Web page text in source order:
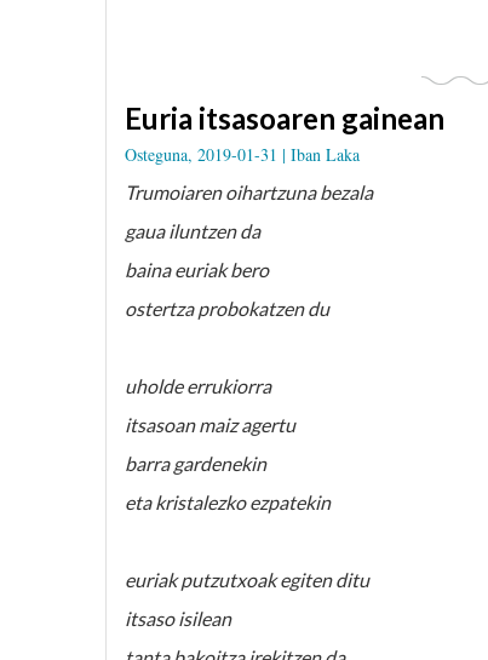
Euria itsasoaren gainean
Osteguna, 2019-01-31 | Iban Laka
Trumoiaren oihartzuna bezala
gaua iluntzen da
baina euriak bero
ostertza probokatzen du
uholde errukiorra
itsasoan maiz agertu
barra gardenekin
eta kristalezko ezpatekin
euriak putzutxoak egiten ditu
itsaso isilean